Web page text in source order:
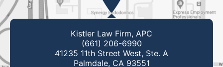
Kistler Law Firm, APC
(661) 206-6990
41235 11th Street West, Ste. A
Palmdale, CA 93551